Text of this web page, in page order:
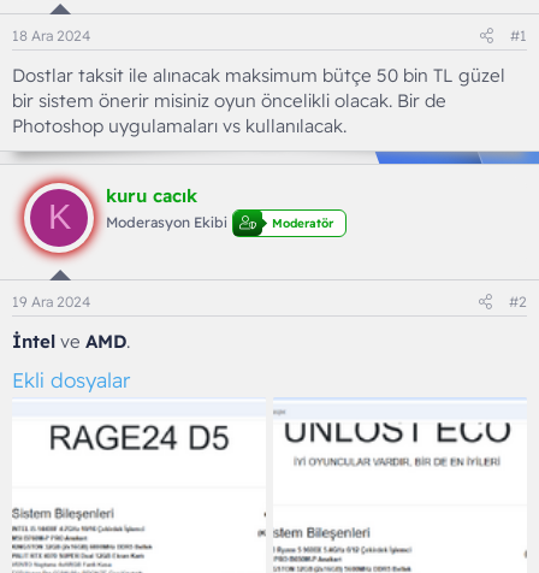
a
a
t
a
n
ç
t
r
i
h
e
18 Ara 2024 #1
Dostlar taksit ile alınacak maksimum bütçe 50 bin TL güzel
bir sistem önerir misiniz oyun öncelikli olacak. Bir de
Photoshop uygulamaları vs kullanılacak.
K
kuru cacık
Moderasyon Ekibi Moderatör
19 Ara 2024 #2
İntel ve AMD.
Ekli dosyalar